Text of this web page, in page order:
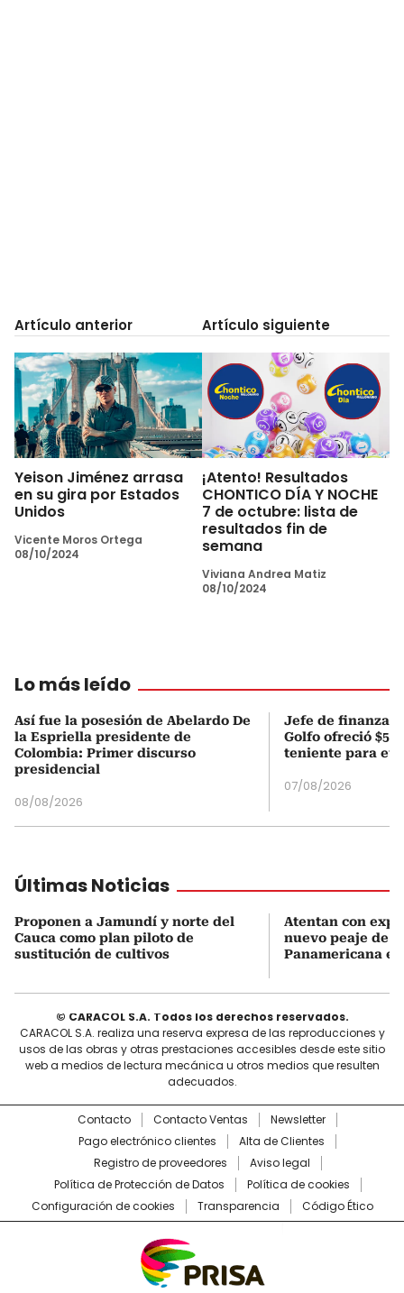
Artículo anterior
Yeison Jiménez arrasa
en su gira por Estados
Unidos
Vicente Moros Ortega
08/10/2024
Artículo siguiente
¡Atento! Resultados
CHONTICO DÍA Y NOCHE
7 de octubre: lista de
resultados fin de
semana
Viviana Andrea Matiz
08/10/2024
Lo más leído
Así fue la posesión de Abelardo De
la Espriella presidente de
Colombia: Primer discurso
presidencial
08/08/2026
Jefe de finanzas
Golfo ofreció
teniente para
07/08/2026
Últimas Noticias
Proponen a Jamundí y norte del
Cauca como plan piloto de
sustitución de cultivos
Atentan con
nuevo peaje de
Panamericana
© CARACOL S.A. Todos los derechos reservados.
CARACOL S.A. realiza una reserva expresa de las reproducciones y
usos de las obras y otras prestaciones accesibles desde este sitio
web a medios de lectura mecánica u otros medios que resulten
adecuados.
Contacto Contacto Ventas
Newsletter
Pago electrónico clientes
Alta de Clientes
Registro de proveedores
Aviso legal
Política de Protección de Datos
Política de cookies
Configuración de cookies
Transparencia Código Ético